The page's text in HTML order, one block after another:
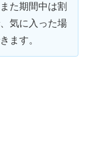
た期間中は割
気に入った場
ます。